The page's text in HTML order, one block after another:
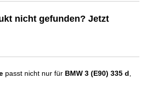
nicht gefunden? Jetzt
passt nicht nur für BMW 3 (E90) 335 d